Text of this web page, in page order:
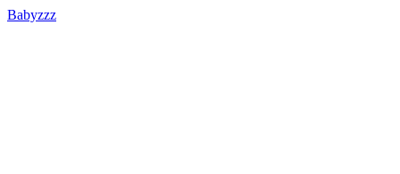
Babyzzz